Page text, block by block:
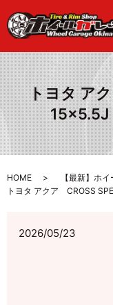
トヨタ ア
HOME
【最新】ホ
トヨタ アクア CROSS
2026/05/23